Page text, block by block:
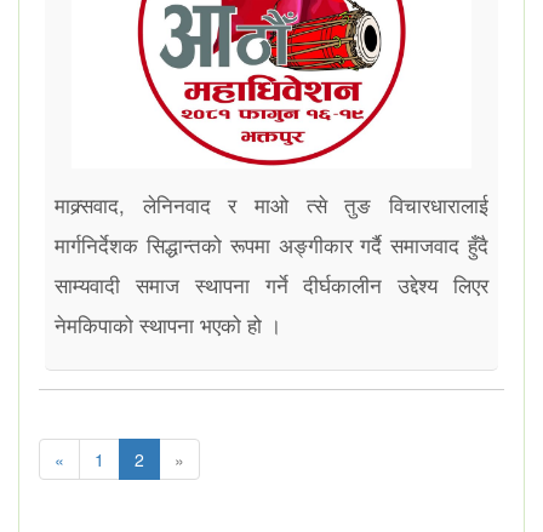
माक्र्सवाद, लेनिनवाद र माओ त्से तुङ विचारधारालाई
मार्गनिर्देशक सिद्धान्तको रूपमा अङ्गीकार गर्दै समाजवाद हुँदै
साम्यवादी समाज स्थापना गर्ने दीर्घकालीन उद्देश्य लिएर
नेमकिपाको स्थापना भएको हो ।
« 1 2 »